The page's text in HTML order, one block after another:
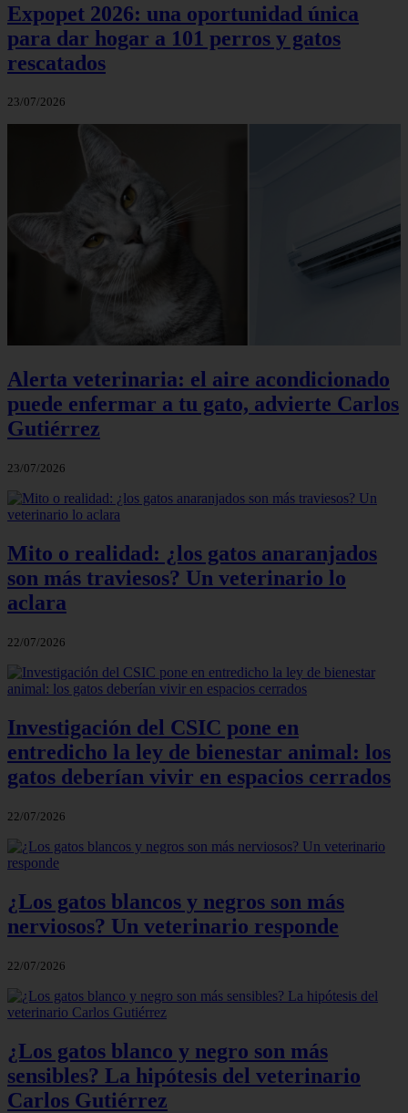
Expopet 2026: una oportunidad única
para dar hogar a 101 perros y gatos
rescatados
23/07/2026
Alerta veterinaria: el aire acondicionado
puede enfermar a tu gato, advierte Carlos
Gutiérrez
23/07/2026
Mito o realidad: ¿los gatos anaranjados
son más traviesos? Un veterinario lo
aclara
22/07/2026
Investigación del CSIC pone en
entredicho la ley de bienestar animal: los
gatos deberían vivir en espacios cerrados
22/07/2026
¿Los gatos blancos y negros son más
nerviosos? Un veterinario responde
22/07/2026
¿Los gatos blanco y negro son más
sensibles? La hipótesis del veterinario
Carlos Gutiérrez